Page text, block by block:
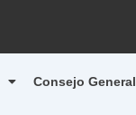
Consejo General